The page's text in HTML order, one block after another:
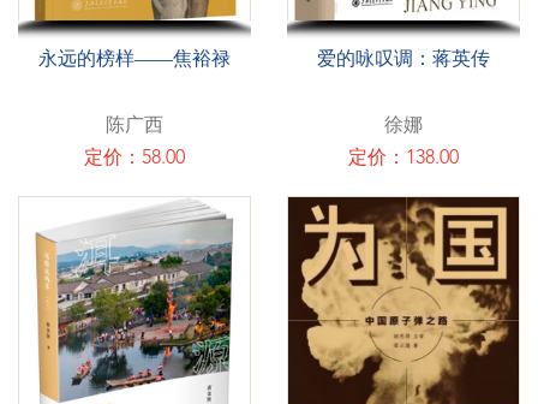
永远的榜样——焦裕禄
陈广西
定价：58.00
爱的咏叹调：蒋英传
徐娜
定价：138.00